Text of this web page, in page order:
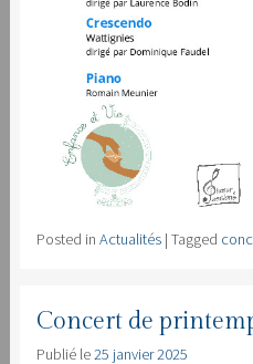
Posted in Actualités | Tagged
Concert de
Publié le25 janvier 2025